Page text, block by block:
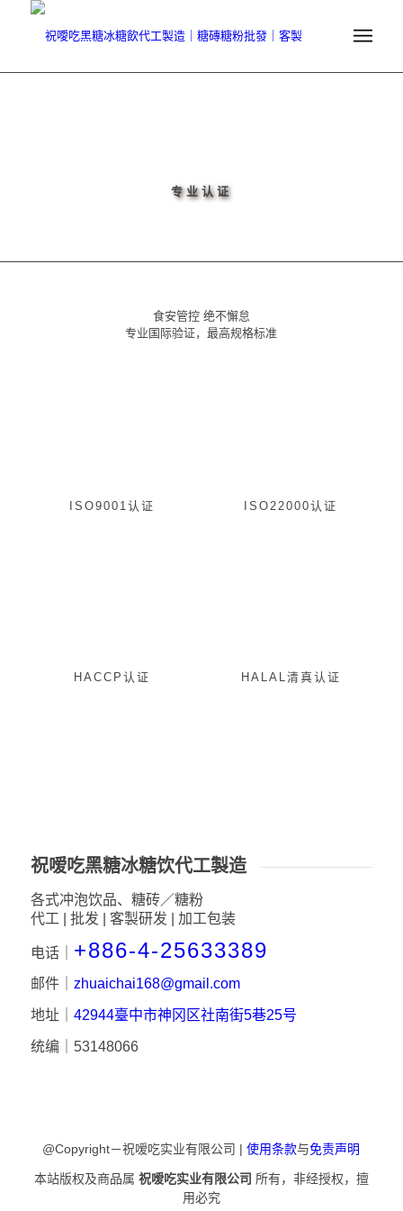
专业认证
食安管控 绝不懈怠
专业国际验证，最高规格标准
ISO9001认证 ISO22000认证
HACCP认证 HALAL清真认证
祝嗳吃黑糖冰糖饮代工製造
各式冲泡饮品、糖砖／糖粉
代工 | 批发 | 客製研发 | 加工包装
电话｜ +886-4-25633389
邮件｜ zhuaichai168@gmail.com
地址｜ 42944臺中市神冈区社南街5巷25号
统编｜53148066
@Copyright－祝嗳吃实业有限公司 |使用条款与免责声明
本站版权及商品属 祝嗳吃实业有限公司 所有，非经授权，擅
用必究